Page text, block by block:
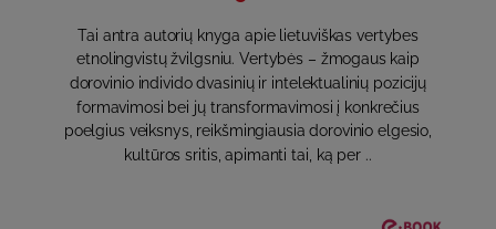
Tai antra autorių knyga apie lietuviškas vertybes
etnolingvistų žvilgsniu. Vertybės – žmogaus kaip
dorovinio individo dvasinių ir intelektualinių pozicijų
formavimosi bei jų transformavimosi į konkrečius
poelgius veiksnys, reikšmingiausia dorovinio elgesio,
kultūros sritis, apimanti tai, ką per ..